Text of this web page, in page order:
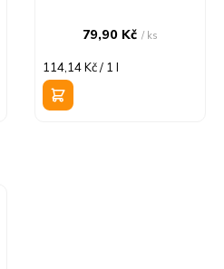
79,90 Kč/ ks
Měrná
cena:
114,14 Kč / 1 l